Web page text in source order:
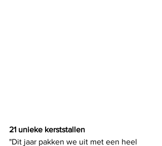
21 unieke kerststallen
"Dit jaar pakken we uit met een heel